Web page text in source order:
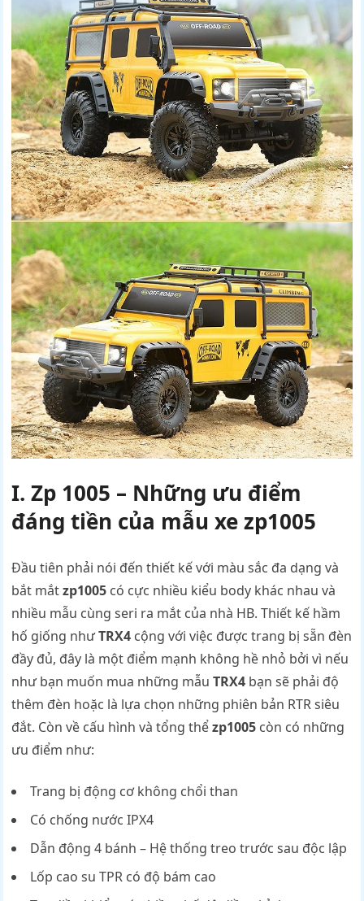
I. Zp 1005 – Những ưu điểm
đáng tiền của mẫu xe zp1005
Đầu tiên phải nói đến thiết kế với màu sắc đa dạng và
bắt mắtzp1005 có cực nhiều kiểu body khác nhau và
nhiều mẫu cùng seri ra mắt của nhà HB. Thiết kế hầm
hố giống nhưTRX4 cộng với việc được trang bị sẵn đèn
đầy đủ, đây là một điểm mạnh không hề nhỏ bởi vì nếu
như bạn muốn mua những mẫuTRX4 bạn sẽ phải độ
thêm đèn hoặc là lựa chọn những phiên bản RTR siêu
đắt. Còn về cấu hình và tổng thểzp1005 còn có những
ưu điểm như:
Trang bị động cơ không chổi than
Có chống nước IPX4
Dẫn động 4 bánh – Hệ thống treo trước sau độc lập
Lốp cao su TPR có độ bám cao